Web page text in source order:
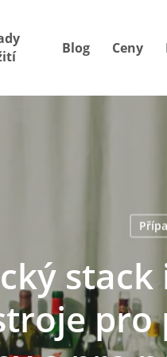
Blog Ceny